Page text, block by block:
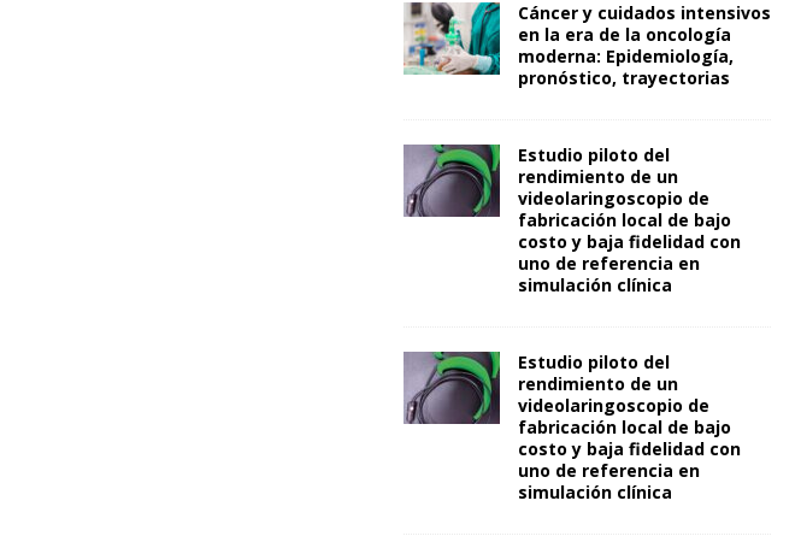
Cáncer y cuidados intensivos
en la era de la oncología
moderna: Epidemiología,
pronóstico, trayectorias
Estudio piloto del
rendimiento de un
videolaringoscopio de
fabricación local de bajo
costo y baja fidelidad con
uno de referencia en
simulación clínica
Estudio piloto del
rendimiento de un
videolaringoscopio de
fabricación local de bajo
costo y baja fidelidad con
uno de referencia en
simulación clínica